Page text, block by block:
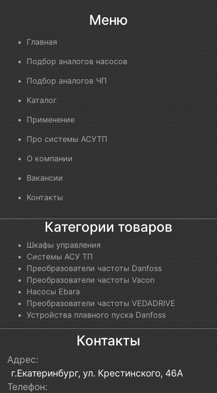
Меню
Главная
Подбор аналогов насосов
Подбор аналогов ЧП
Каталог
Применение
Про системы АСУТП
О компании
Вакансии
Контакты
Категории товаров
Шкафы управления
Системы АСУ ТП
Преобразователи частоты Danfoss
Преобразователи частоты Vacon
Насосы Ebara
Преобразователи частоты VEDADRIVE
Устройства плавного пуска Danfoss
Контакты
Адрес:
г.Екатеринбург, ул. Крестинского, 46А
Телефон: